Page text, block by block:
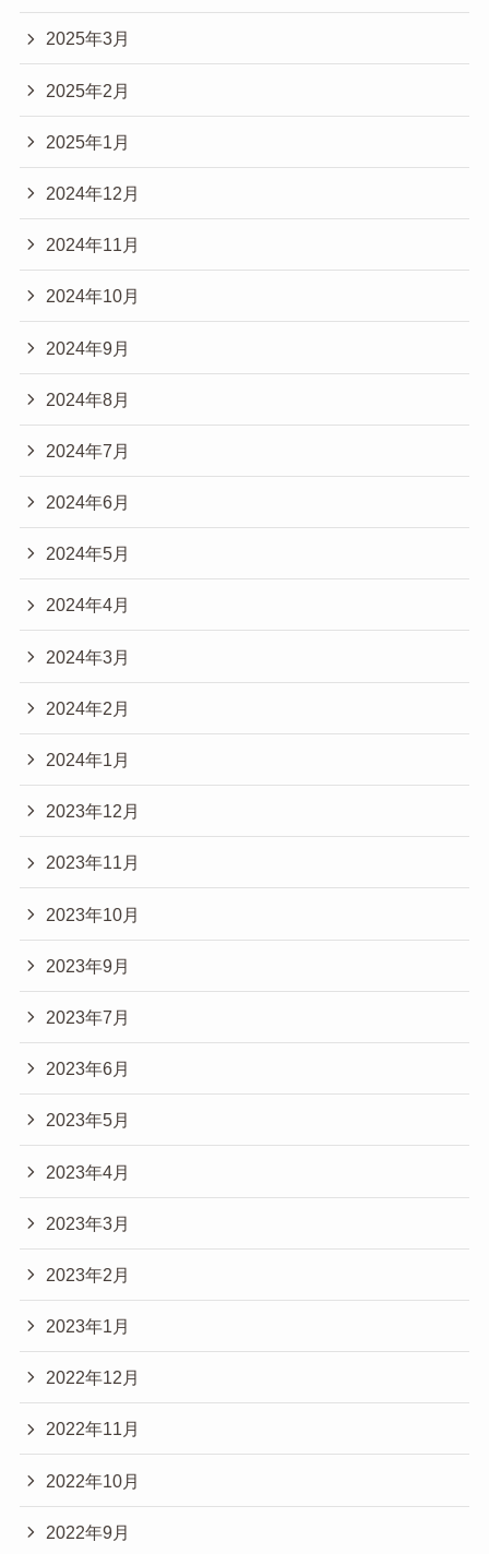
2025年3月
2025年2月
2025年1月
2024年12月
2024年11月
2024年10月
2024年9月
2024年8月
2024年7月
2024年6月
2024年5月
2024年4月
2024年3月
2024年2月
2024年1月
2023年12月
2023年11月
2023年10月
2023年9月
2023年7月
2023年6月
2023年5月
2023年4月
2023年3月
2023年2月
2023年1月
2022年12月
2022年11月
2022年10月
2022年9月